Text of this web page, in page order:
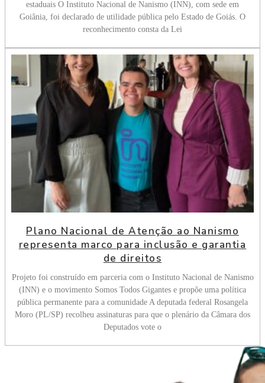
estaduais O Instituto Nacional de Nanismo (INN), com sede em
Goiânia, foi declarado de utilidade pública pelo Estado de Goiás. O
reconhecimento consta da Lei
Plano Nacional de Atenção ao Nanismo
representa marco para inclusão e garantia
de direitos
Projeto foi construído em parceria com o Instituto Nacional de Nanismo
(INN) e o movimento Somos Todos Gigantes e propõe uma política
pública permanente para a comunidade A deputada federal Rosangela
Moro (PL/SP) recolheu assinaturas para que o plenário da Câmara dos
Deputados vote o